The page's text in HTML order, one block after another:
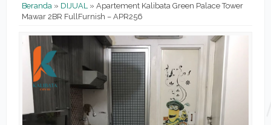
Beranda » DIJUAL» Apartement Kalibata Green Palace Tower
Mawar 2BR FullFurnish – APR256